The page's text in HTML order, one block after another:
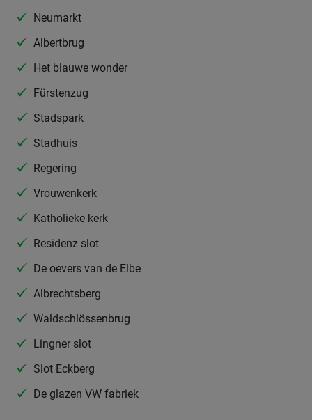
Neumarkt
Albertbrug
Het blauwe wonder
Fürstenzug
Stadspark
Stadhuis
Regering
Vrouwenkerk
Katholieke kerk
Residenz slot
De oevers van de Elbe
Albrechtsberg
Waldschlössenbrug
Lingner slot
Slot Eckberg
De glazen VW fabriek